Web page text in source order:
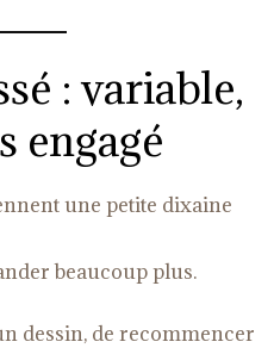
: variable,
engagé
une petite dixaine
beaucoup plus.
dessin, de recommencer